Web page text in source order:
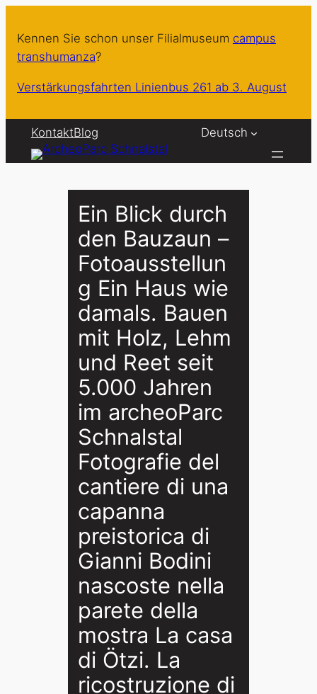
Inhalt
springen
Kennen Sie schon unser Filialmuseum campus
transhumanza?
Verstärkungsfahrten Linienbus 261 ab 3. August
KontaktBlog Deutsch
Ein Blick durch
den Bauzaun –
Fotoausstellun
g Ein Haus wie
damals. Bauen
mit Holz, Lehm
und Reet seit
5.000 Jahren
im archeoParc
Schnalstal
Fotografie del
cantiere di una
capanna
preistorica di
Gianni Bodini
nascoste nella
parete della
mostra La casa
di Ötzi. La
ricostruzione di